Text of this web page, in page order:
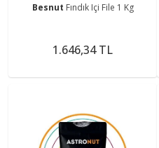
Besnut Fındık Içi File 1 Kg
1.646,34 TL